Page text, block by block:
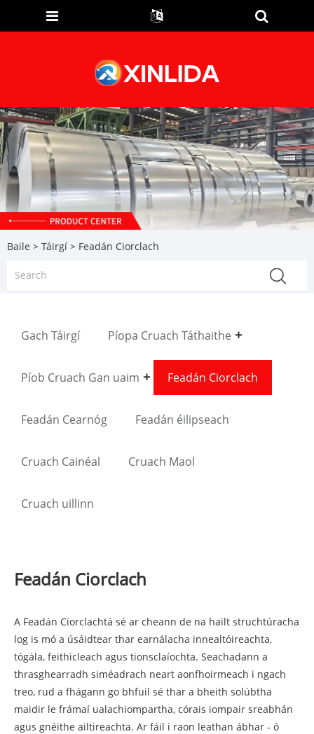
Baile > Táirgí > Feadán Ciorclach
Gach Táirgí Píopa Cruach Táthaithe
Píob Cruach Gan uaim Feadán Ciorclach
Feadán Cearnóg Feadán éilipseach
Cruach Cainéal Cruach Maol
Cruach uillinn
Feadán Ciorclach
A Feadán Ciorclachtá sé ar cheann de na hailt struchtúracha
log is mó a úsáidtear thar earnálacha innealtóireachta,
tógála, feithicleach agus tionsclaíochta. Seachadann a
thrasghearradh siméadrach neart aonfhoirmeach i ngach
treo, rud a fhágann go bhfuil sé thar a bheith solúbtha
maidir le frámaí ualachiompartha, córais iompair sreabhán
agus gnéithe ailtireachta. Ar fáil i raon leathan ábhar - ó